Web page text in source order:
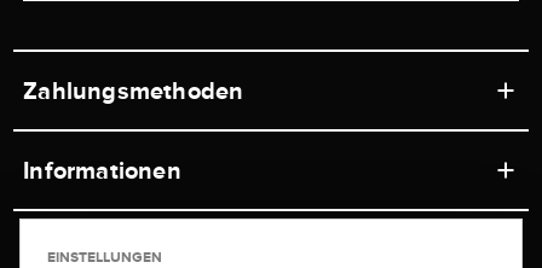
Zahlungsmethoden
Informationen
Service
EINSTELLUNGEN